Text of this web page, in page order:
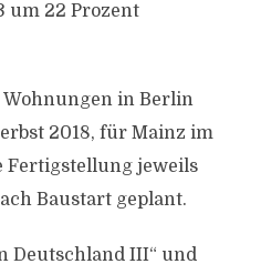
um 22 Prozent
in Berlin
2018, für Mainz im
Fertigstellung jeweils
Baustart geplant.
Deutschland III“ und